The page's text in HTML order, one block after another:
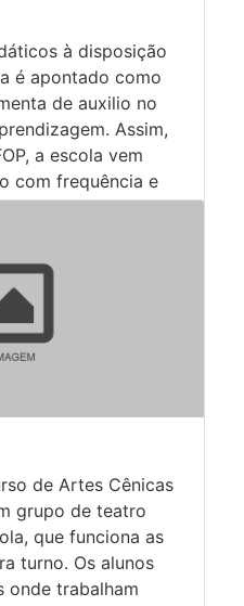
à disposição
é apontado como
de auxilio no
Assim,
a escola vem
com frequência e
e
de Artes Cênicas
grupo de teatro
que funciona as
turno. Os alunos
onde trabalham